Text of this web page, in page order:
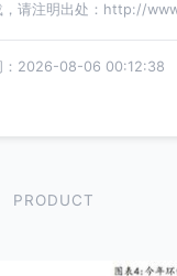
，请注明出处：http://
：2026-08-06 00:12:38
PRODUCT